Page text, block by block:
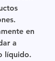
en
a
líquido.